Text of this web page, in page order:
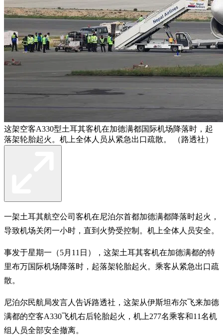
这架空客A330型土耳其客机在加德满都国际机场降落时，起
落架轮胎起火。机上全体人员从紧急出口疏散。 （路透社）
一架土耳其航空公司客机在尼泊尔首都加德满都降落时起火，
导致机场关闭一小时，直到火势受控制。机上全体人员安全。
事发于星期一（5月11日），这架土耳其客机在加德满都的特
里布万国际机场降落时，起落架轮胎起火。乘客从紧急出口疏
散。
尼泊尔民航局发言人告诉路透社，这架从伊斯坦布尔飞来加德
满都的空客A330飞机右后轮胎起火，机上277名乘客和11名机
组人员全部安全撤离。